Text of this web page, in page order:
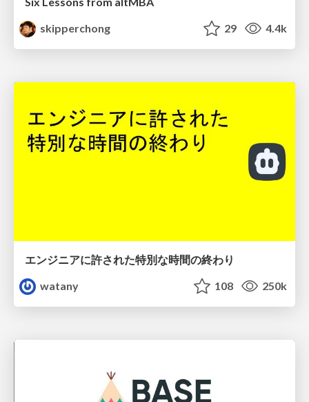
skipperchong
29 4.4k
エンジニアに許された特別な時間の終わり
watany
108 250k